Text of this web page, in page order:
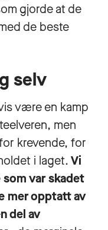
gjorde at de
de beste
selv
være en kamp
men
krevende, for
i laget.Vi
var skadet
mer opptatt av
del av